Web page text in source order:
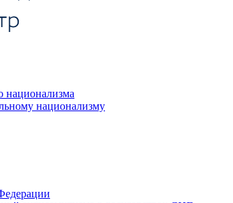
национализма
национализму